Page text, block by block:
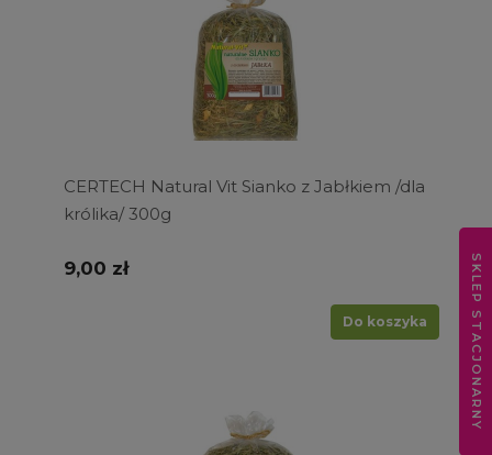
CERTECH Natural Vit Sianko z Jabłkiem /dla
królika/ 300g
9,00 zł
Do koszyka SKLEP STACJONARNY